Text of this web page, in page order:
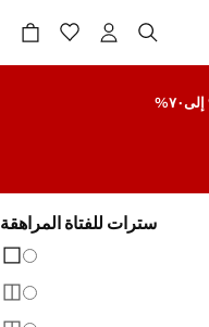
سترات للفتاة المراهقة